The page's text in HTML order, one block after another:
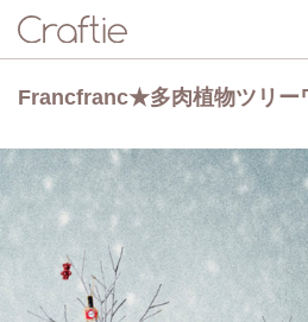
Francfranc★多肉植物ツリー